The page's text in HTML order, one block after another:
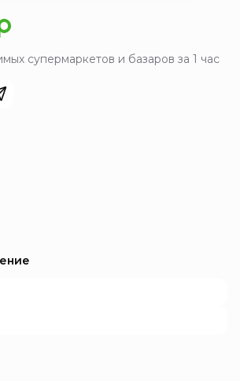
супермаркетов и базаров за 1 час